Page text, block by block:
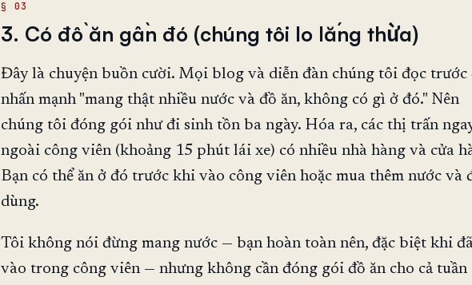
3. Có đồ ăn gần đó (chúng tôi lo lắng thừa)
Đây là chuyện buồn cười. Mọi blog và diễn đàn chúng tôi đọc trước
nhấn mạnh "mang thật nhiều nước và đồ ăn, không có gì ở đó." Nên
chúng tôi đóng gói như đi sinh tồn ba ngày. Hóa ra, các thị trấn
ngoài công viên (khoảng 15 phút lái xe) có nhiều nhà hàng và cửa
Bạn có thể ăn ở đó trước khi vào công viên hoặc mua thêm nước và
dùng.
Tôi không nói đừng mang nước — bạn hoàn toàn nên, đặc biệt khi
vào trong công viên — nhưng không cần đóng gói đồ ăn cho cả tuần